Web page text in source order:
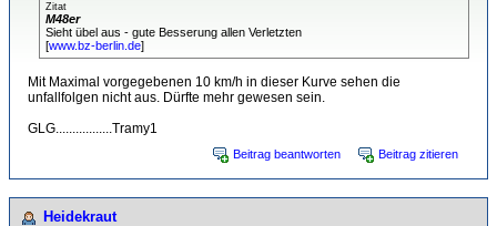
Zitat
M48er
Sieht übel aus - gute Besserung allen Verletzten
[www.bz-berlin.de]
Mit Maximal vorgegebenen 10 km/h in dieser Kurve sehen die
unfallfolgen nicht aus. Dürfte mehr gewesen sein.
GLG.................Tramy1
Beitrag beantworten Beitrag zitieren
Heidekraut